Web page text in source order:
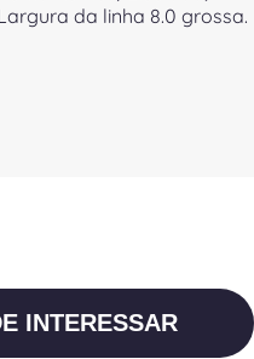
da linha 8.0 grossa.
INTERESSAR